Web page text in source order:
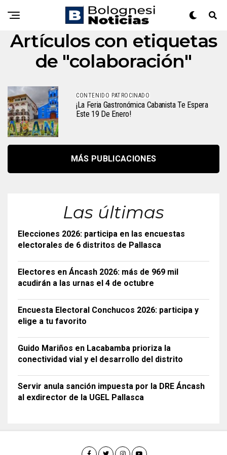
Artículos con etiquetas
de "colaboración"
CONTENIDO PATROCINADO
¡La Feria Gastronómica Cabanista Te Espera
Este 19 De Enero!
MÁS PUBLICACIONES
Las últimas
Elecciones 2026: participa en las encuestas
electorales de 6 distritos de Pallasca
Electores en Áncash 2026: más de 969 mil
acudirán a las urnas el 4 de octubre
Encuesta Electoral Conchucos 2026: participa y
elige a tu favorito
Guido Mariños en Lacabamba prioriza la
conectividad vial y el desarrollo del distrito
Servir anula sanción impuesta por la DRE Áncash
al exdirector de la UGEL Pallasca